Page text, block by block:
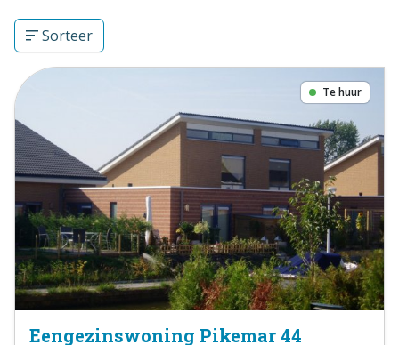
Sorteer
Te huur
Eengezinswoning Pikemar 44